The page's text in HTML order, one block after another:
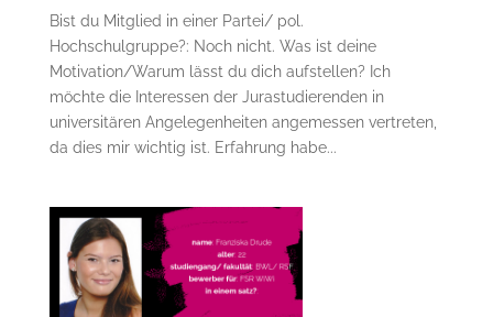
Bist du Mitglied in einer Partei/ pol.
Hochschulgruppe?: Noch nicht. Was ist deine
Motivation/Warum lässt du dich aufstellen? Ich
möchte die Interessen der Jurastudierenden in
universitären Angelegenheiten angemessen vertreten,
da dies mir wichtig ist. Erfahrung habe...